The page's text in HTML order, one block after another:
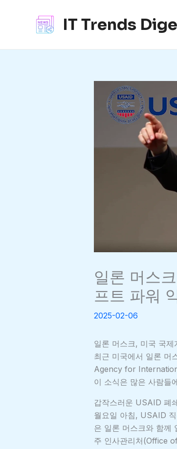
IT Trends
일론 머스
프트 파워
2025-02-06
일론 머스크, 미국 국
최근 미국에서 일론 머
Agency for
이 소식은 많은 사람들
갑작스러운 USAID 폐
월요일 아침, USAID
은 일론 머스크와 함께
주 인사관리처(Office